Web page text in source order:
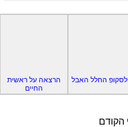
החלל האבל
הרצאה על ראשית
החיים
הקודם